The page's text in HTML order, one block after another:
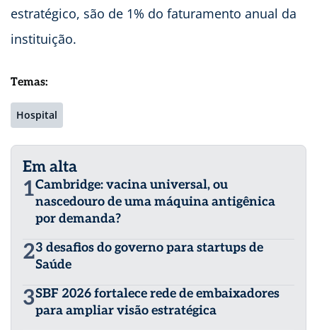
estratégico, são de 1% do faturamento anual da
instituição.
Temas:
Hospital
Em alta
1Cambridge: vacina universal, ou
nascedouro de uma máquina antigênica
por demanda?
23 desafios do governo para startups de
Saúde
3SBF 2026 fortalece rede de embaixadores
para ampliar visão estratégica